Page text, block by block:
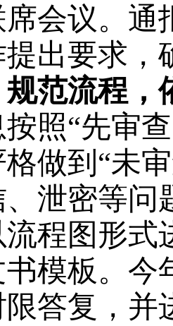
会议。通
出要求，
规范流程
照“先审
做到“未
泄密等问
程图形式
模板。今
答复，并